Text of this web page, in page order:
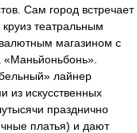
Сам город встречает
театральным
магазином с
лайнер
из искусственных
празднично
платья) и дают